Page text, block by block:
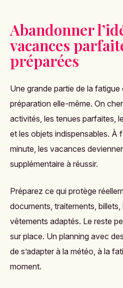
Abandonner
vacances
préparées
Une grande partie de la fatigue
préparation elle-même. On
activités, les tenues parfaites,
et les objets indispensables. À
minute, les vacances
supplémentaire à réussir.
Préparez ce qui protège
documents, traitements,
vêtements adaptés. Le reste
sur place. Un planning avec
de s’adapter à la météo, à la
moment.